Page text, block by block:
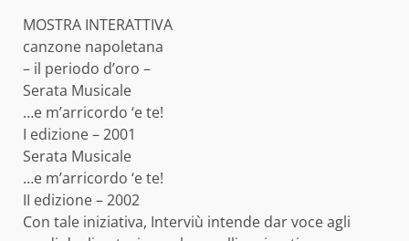
MOSTRA INTERATTIVA
canzone napoletana
– il periodo d’oro –
Serata Musicale
…e m’arricordo ‘e te!
I edizione – 2001
Serata Musicale
…e m’arricordo ‘e te!
II edizione – 2002
Con tale iniziativa, Interviù intende dar voce agli